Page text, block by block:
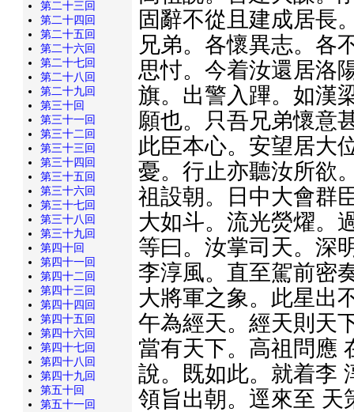
固辭不從且建成居長
兄弟。各懷異志。各
思忖。今着汝還居洛
旗。出警入蹕。如漢
願也。只吾兄弟懷意
此臣本心。安望居大
憂。行止亦聽汝所欲
祖設朝。日中大會群
大如斗。流光熒燿。
等曰。汝掌司天。深
李淳風。直至駕前密
大將軍之象。此星出
午為經天。經天則天
當有天下。高祖問應
說。既如此。就着李
領旨出朝。逕來至 天
第二十三回
第二十四回
第二十五回
第二十六回
第二十七回
第二十八回
第二十九回
第三十回
第三十一回
第三十二回
第三十三回
第三十四回
第三十五回
第三十六回
第三十七回
第三十八回
第三十九回
第四十回
第四十一回
第四十二回
第四十三回
第四十四回
第四十五回
第四十六回
第四十七回
第四十八回
第四十九回
第五十回
第五十一回